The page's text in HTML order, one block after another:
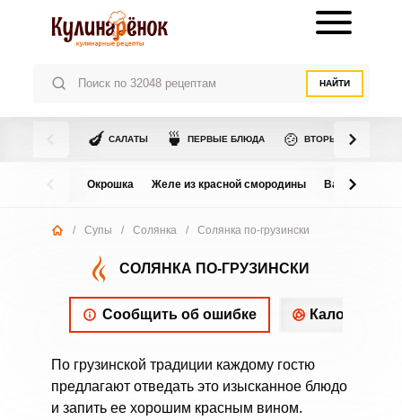
НАЙТИ
🍆 САЛАТЫ 🍵 ПЕРВЫЕ БЛЮДА 🍲 ВТОРЫЕ БЛЮДА
Окрошка Желе из красной смородины Варенье из
/ Супы / Солянка / Солянка по-грузински
СОЛЯНКА ПО-ГРУЗИНСКИ
Сообщить об ошибке
По грузинской традиции каждому гостю
предлагают отведать это изысканное блюдо
и запить ее хорошим красным вином.